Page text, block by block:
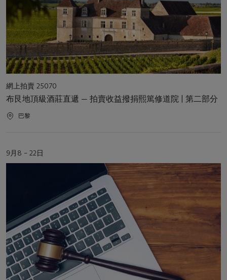
活
動
類
型
網上拍賣 25070
布艮地頂級酒莊直遞 — 拍賣收益撥捐熙篤修道院 | 第二部分
活
巴黎
活
動
9月8 – 22日